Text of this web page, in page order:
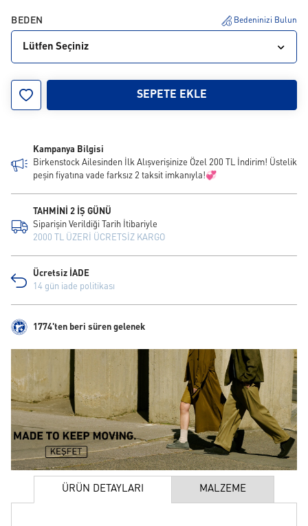
BEDEN Bedeninizi Bulun
Lütfen Seçiniz
SEPETE EKLE
Kampanya Bilgisi
Birkenstock Ailesinden İlk Alışverişinize Özel 200 TL İndirim! Üstelik
peşin fiyatına vade farksız 2 taksit imkanıyla!💞
TAHMİNİ 2 İŞ GÜNÜ
Siparişin Verildiği Tarih İtibariyle
2000 TL ÜZERİ ÜCRETSİZ KARGO
Ücretsiz İADE
14 gün iade politikası
1774'ten beri süren gelenek
ÜRÜN DETAYLARI MALZEME